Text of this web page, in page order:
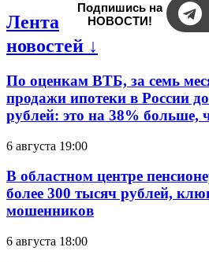
Подпишись на
НОВОСТИ!
Лента
новостей ↓
По оценкам ВТБ, за семь
продажи ипотеки в России
рублей: это на 38% больше,
6 августа 19:00
В областном центре
более 300 тысяч рублей,
мошенников
6 августа 18:00